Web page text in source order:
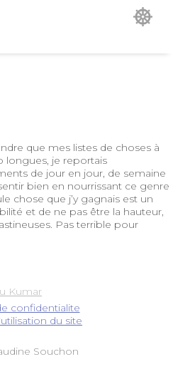
que mes listes de choses à
longues, je reportais
de jour en jour, de semaine
bien en nourrissant ce genre
chose que j’y gagnais est un
et de ne pas être la hauteur,
Pas terrible pour
Kumar
confidentialite
du site
Souchon